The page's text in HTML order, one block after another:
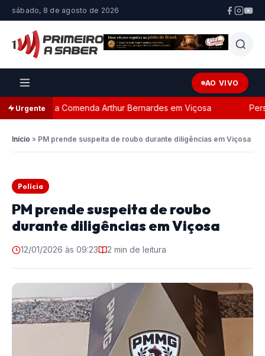
sábado, 8 de agosto de 2026
AO VIVO
Urgente
com a Comenda Arthur Bernardes em Viçosa
Início » PM prende suspeita de roubo durante diligências em Viçosa
Polícia
PM prende suspeita de roubo
durante diligências em Viçosa
12/01/2026 às 09:23 2 min de leitura